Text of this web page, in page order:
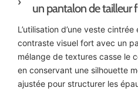
un pantalon de tailleur
L’utilisation d’une veste
contraste visuel fort avec un
mélange de textures casse le
en conservant une silhouette
ajustée pour structurer les